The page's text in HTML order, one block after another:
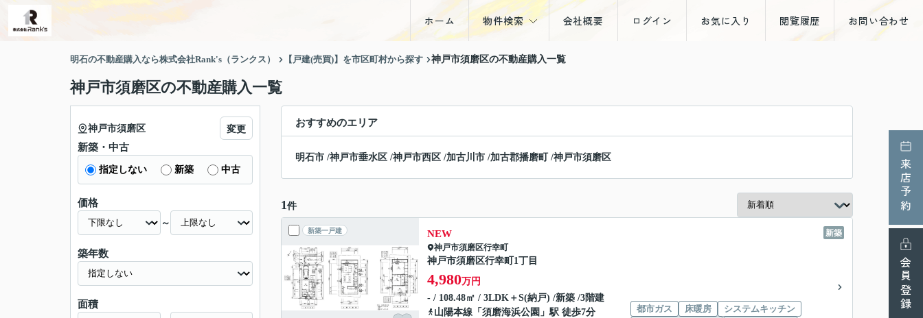
ホーム 物件検索
土地
会社概要 ログイン お気に入り 閲覧履歴 お問い合わせ
来店予約
会員登録
明石の不動産購入なら株式会社Rank's（ランクス） 【戸建(売買)】を市区町村から探す 神戸市須磨区の不動産購入一覧
神戸市須磨区の不動産購入一覧
おすすめのエリア
明石市 /神戸市垂水区 /神戸市西区 /加古川市 /加古郡播磨町 /神戸市須磨区
1 件
新築一戸建 新築
NEW
神戸市須磨区行幸町
神戸市須磨区行幸町1丁目
4,980万円
- / 108.48㎡ / 3LDK＋S(納戸) /新築 /3階建
山陽本線 「 須磨海浜公園 」駅 徒歩7分
都市ガス 床暖房
システムキッチン
神戸市須磨区 変更
新築・中古
指定しない 新築 中古
価格
～
築年数
面積